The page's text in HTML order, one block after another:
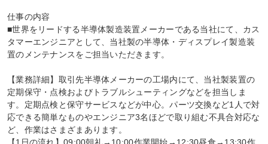
仕事の内容
■世界をリードする半導体製造装置メーカーである当社にて、カス
タマーエンジニアとして、当社製の半導体・ディスプレイ製造装
置のメンテナンスをご担当いただきます。
【業務詳細】取引先半導体メーカーの工場内にて、当社製装置の
定期保守・点検およびトラブルシューティングなどを担当しま
す。定期点検と保守サービスなどが中心。パーツ交換など1人で対
応できる簡単なものやエンジニア3名ほどで取り組む不具合対応な
ど、作業はさまざまあります。